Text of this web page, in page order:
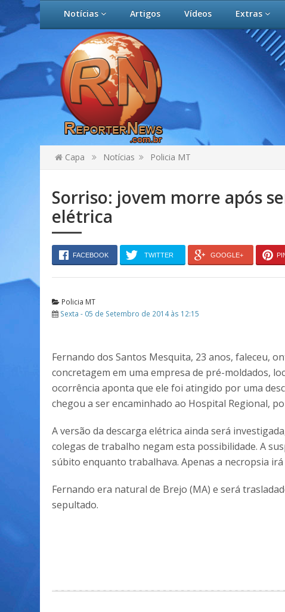
Notícias Artigos Vídeos Extras
Capa Notícias Policia MT
Sorriso: jovem morre após
elétrica
FACEBOOK TWITTER GOOGLE+
Policia MT
Sexta - 05 de Setembro de 2014 às 12:15
Fernando dos Santos Mesquita, 23 anos, faleceu,
concretagem em uma empresa de pré-moldados,
ocorrência aponta que ele foi atingido por uma
chegou a ser encaminhado ao Hospital Regional,
A versão da descarga elétrica ainda será
colegas de trabalho negam esta possibilidade. A
súbito enquanto trabalhava. Apenas a necropsia
Fernando era natural de Brejo (MA) e será
sepultado.